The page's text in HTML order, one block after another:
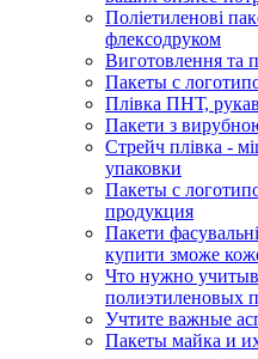
Поліетиленові
флексодруком
Виготовлення та
Пакеты с
Плівка ПНТ,
Пакети з
Стрейч плівка -
упаковки
Пакеты с
продукция
Пакети
купити зможе
Что нужно
полиэтиленовых
Учтите важные
Пакеты майка и